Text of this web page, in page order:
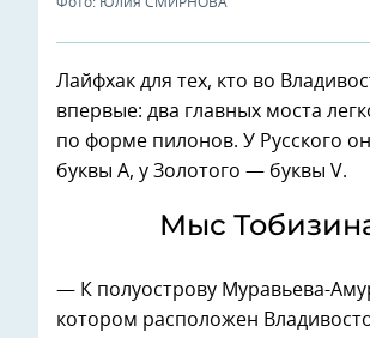
Лайфхак для тех, кто во
впервые: два главных моста
по форме пилонов. У Русского
буквы А, у Золотого — буквы V.
Мыс
— К полуострову Муравьева-
котором расположен